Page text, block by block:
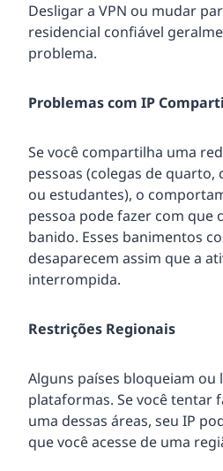
Desligar a VPN ou mudar
residencial confiável
problema.
Problemas com IP
Se você compartilha uma
pessoas (colegas de quarto,
ou estudantes), o
pessoa pode fazer com que
banido. Esses banimentos
desaparecem assim que a
interrompida.
Restrições Regionais
Alguns países bloqueiam ou
plataformas. Se você tentar
uma dessas áreas, seu IP
que você acesse de uma